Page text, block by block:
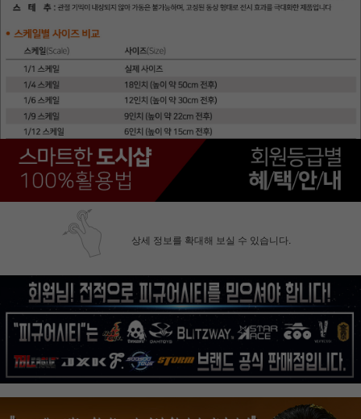
상세 정보를 확대해 보실 수 있습니다.